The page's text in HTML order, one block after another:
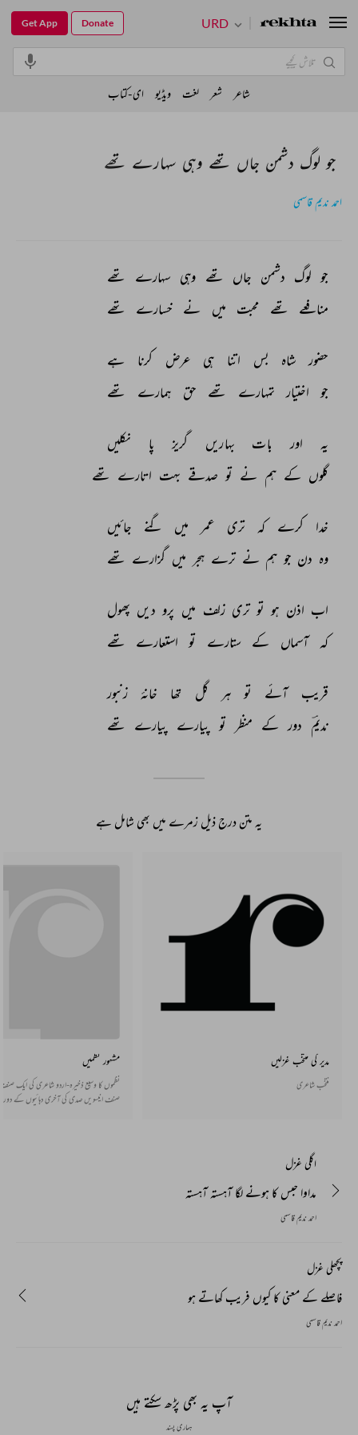
جو لوگ دشمن جاں تھے وہی سہارے تھے
احمد ندیم قاسمی
جو لوگ دشمن جاں تھے وہی سہارے
تھے
منافعے
تھے محبت میں نے خسارے تھے
حضور شاہ بس اتنا ہی عرض کرنا
ہے
جو
اختیار تمہارے تھے حق ہمارے تھے
یہ اور بات بہاریں گریز پا
نکلیں
گلوں کے ہم نے تو صدقے بہت اتارے تھے
خدا کرے کہ تری عمر میں گنے
جائیں
وہ دن جو ہم نے ترے ہجر میں گزارے تھے
اب اذن ہو تو تری زلف میں پرو دیں پھول
کہ آسماں کے ستارے تو استعارے تھے
قریب آئے تو ہر گل تھا خانۂ
زنبور
ندیمؔ دور کے منظر تو پیارے پیارے تھے
یہ متن درج ذیل زمرے میں بھی شامل ہے
مدیر کی منتخب غزلیں
منتخب شاعری
مشہور نظمیں
نظموں کا وسیع ذخیرہ-اردو شاعری کی ایک
صنف انیسویں صدی کی آخری دہائیوں کے
اگلی غزل
مداوا حبس کا ہونے لگا آہستہ آہستہ
احمد ندیم قاسمی
پچھلی غزل
فاصلے کے معنی کا کیوں فریب کھاتے ہو
احمد ندیم قاسمی
آپ یہ بھی پڑھ سکتے ہیں
ہماری پسند
URD
Get App Donate
شاعر شعر لغت ویڈیو ای-کتاب